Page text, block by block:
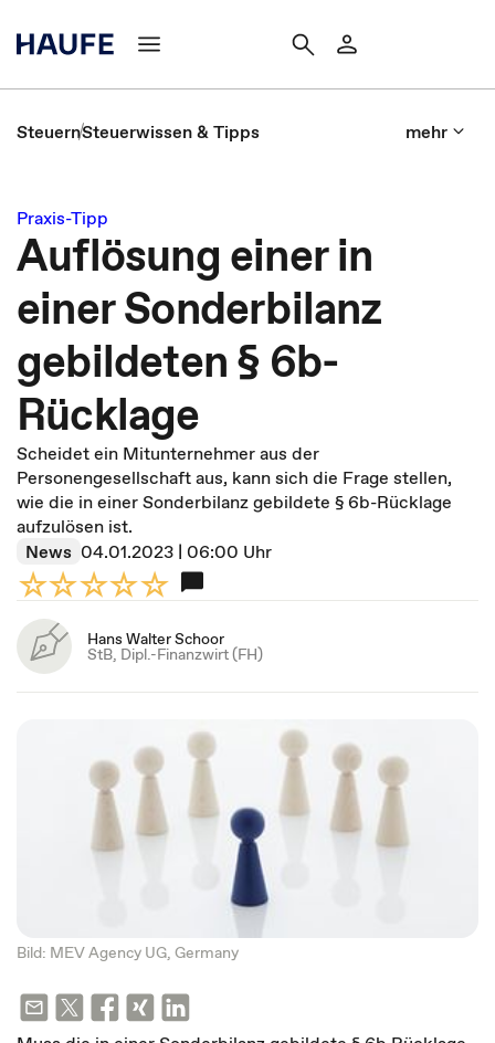
SteuernSteuerwissen & Tipps mehr
Praxis-Tipp
Auflösung einer in
einer Sonderbilanz
gebildeten § 6b-
Rücklage
Scheidet ein Mitunternehmer aus der
Personengesellschaft aus, kann sich die Frage stellen,
wie die in einer Sonderbilanz gebildete § 6b-Rücklage
aufzulösen ist.
News 04.01.2023 | 06:00 Uhr
Hans Walter Schoor
StB, Dipl.-Finanzwirt (FH)
Bild: MEV Agency UG, Germany